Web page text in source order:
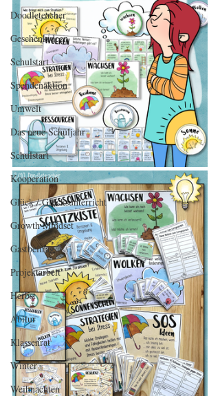
Doodleteacher
Geschenkideen
Schulstart
Spendenaktion
Umwelt
Das neue Schuljahr
Schulstart
Kooperation
Glück / Glücksunterricht
Growth Mindset
Gastbeitrag
Projektarbeit
Herbst
Abitur
Klassenrat
Winter
Weihnachten